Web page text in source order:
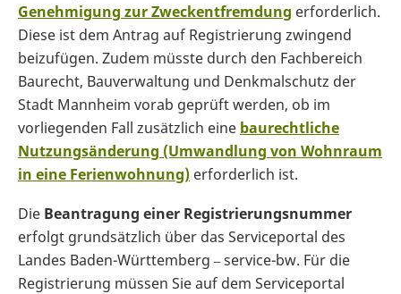
Genehmigung zur Zweckentfremdung erforderlich.
Diese ist dem Antrag auf Registrierung zwingend
beizufügen. Zudem müsste durch den Fachbereich
Baurecht, Bauverwaltung und Denkmalschutz der
Stadt Mannheim vorab geprüft werden, ob im
vorliegenden Fall zusätzlich eine baurechtliche
Nutzungsänderung (Umwandlung von Wohnraum
in eine Ferienwohnung) erforderlich ist.
Die Beantragung einer Registrierungsnummer
erfolgt grundsätzlich über das Serviceportal des
Landes Baden-Württemberg – service-bw. Für die
Registrierung müssen Sie auf dem Serviceportal